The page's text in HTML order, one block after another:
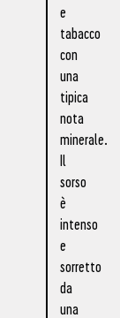
e
tabacco
con
una
tipica
nota
minerale.
Il
sorso
è
intenso
e
sorretto
da
una